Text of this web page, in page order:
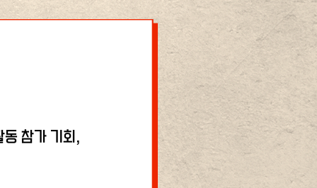
참가 기회,